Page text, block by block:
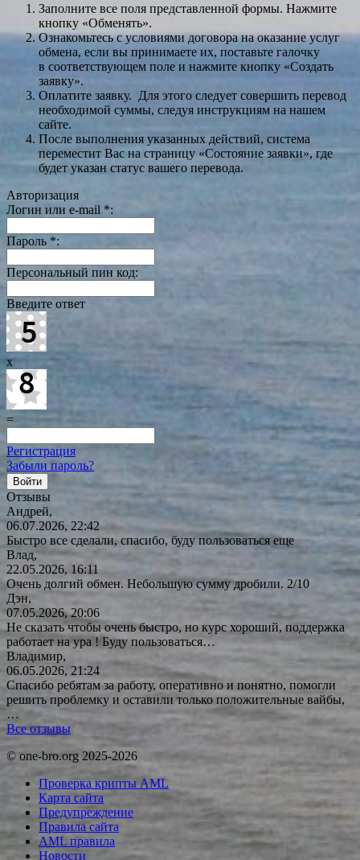
Заполните все поля представленной формы. Нажмите
кнопку «Обменять».
Ознакомьтесь с условиями договора на оказание услуг
обмена, если вы принимаете их, поставьте галочку
в соответствующем поле и нажмите кнопку «Создать
заявку».
Оплатите заявку. Для этого следует совершить перевод
необходимой суммы, следуя инструкциям на нашем
сайте.
После выполнения указанных действий, система
переместит Вас на страницу «Состояние заявки», где
будет указан статус вашего перевода.
Авторизация
Логин или e-mail *:
Пароль *:
Персональный пин код:
Введите ответ
x
=
Регистрация
Забыли пароль?
Отзывы
Андрей,
06.07.2026, 22:42
Быстро все сделали, спасибо, буду пользоваться еще
Влад,
22.05.2026, 16:11
Очень долгий обмен. Небольшую сумму дробили. 2/10
Дэн,
07.05.2026, 20:06
Не сказать чтобы очень быстро, но курс хороший, поддержка
работает на ура ! Буду пользоваться…
Владимир,
06.05.2026, 21:24
Спасибо ребятам за работу, оперативно и понятно, помогли
решить проблемку и оставили только положительные вайбы,
…
Все отзывы
© one-bro.org 2025-2026
Проверка крипты AML
Карта сайта
Предупреждение
Правила сайта
AML правила
Новости